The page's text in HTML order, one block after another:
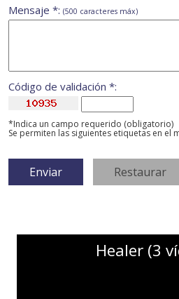
Mensaje *: (500 caracteres máx)
Código de validación *:
*Indica un campo requerido (obligatorio)
Se permiten las siguientes etiquetas en el
Healer (3